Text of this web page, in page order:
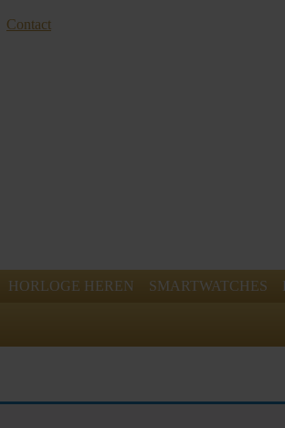
Contact
HORLOGE HEREN SMARTWATCHES